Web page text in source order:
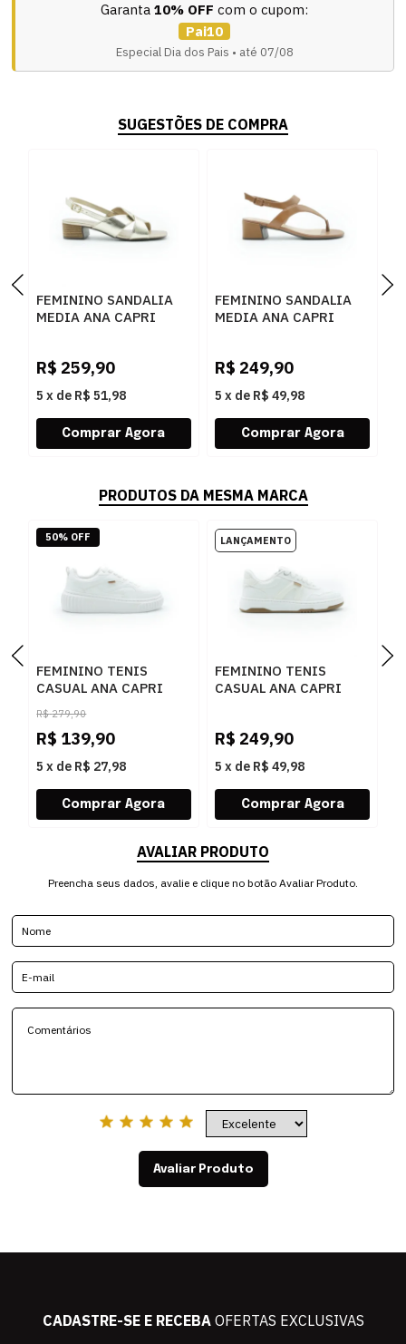
Garanta 10% OFF com o cupom:
Pai10
Especial Dia dos Pais • até 07/08
SUGESTÕES DE COMPRA
FEMININO SANDALIA
MEDIA ANA CAPRI
R$ 259,90
5 x de R$ 51,98
FEMININO SANDALIA
MEDIA ANA CAPRI
R$ 249,90
5 x de R$ 49,98
PRODUTOS DA MESMA MARCA
FEMININO TENIS
CASUAL ANA CAPRI
C3072300010001
BRANCO
R$ 279,90
R$ 139,90
5 x de R$ 27,98
50% OFF
FEMININO TENIS
CASUAL ANA CAPRI
R$ 249,90
5 x de R$ 49,98
AVALIAR PRODUTO
Preencha seus dados, avalie e clique no botão Avaliar Produto.
Avaliar Produto
CADASTRE-SE E RECEBAOFERTAS EXCLUSIVAS